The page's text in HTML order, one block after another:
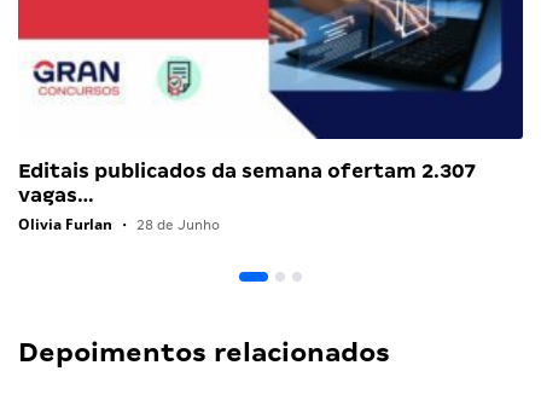
Editais publicados da semana ofertam 2.307
vagas…
Olivia Furlan • 28 de Junho
Depoimentos relacionados